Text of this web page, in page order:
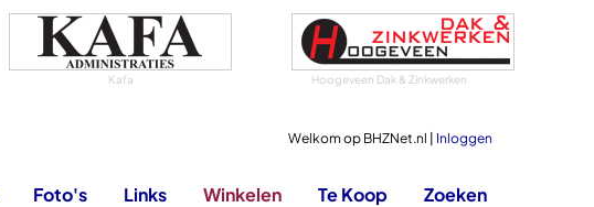
Kafa Hoogeveen Dak & Zinkwerken
Welkom op BHZNet.nl | Inloggen
Foto's Links Winkelen Te Koop Zoeken